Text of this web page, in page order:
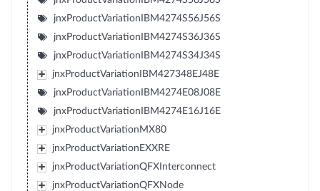
jnxProductVariationIBM4274S56J56S
jnxProductVariationIBM4274S36J36S
jnxProductVariationIBM4274S34J34S
jnxProductVariationIBM427348EJ48E
jnxProductVariationIBM4274E08J08E
jnxProductVariationIBM4274E16J16E
jnxProductVariationMX80
jnxProductVariationEXXRE
jnxProductVariationQFXInterconnect
jnxProductVariationQFXNode